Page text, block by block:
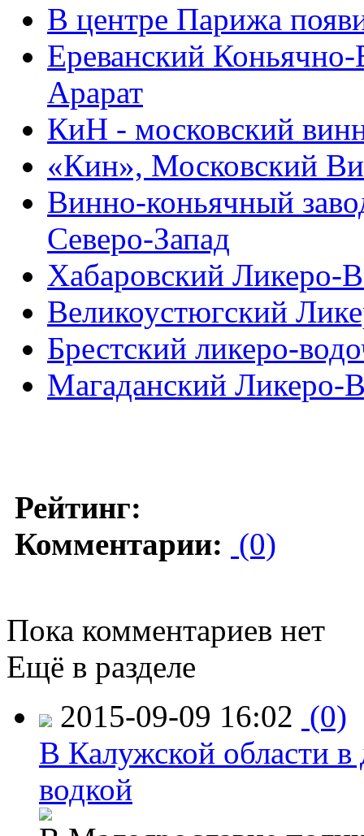
В центре Парижа
Ереванский
Арарат
КиН - московский
«Кин», Московский
Винно-коньячный
Северо-Запад
Хабаровский Ликеро-
Великоустюгский
Брестский ликеро-
Магаданский Ликеро-
Рейтинг:
Комментарии: (0)
Пока комментариев нет
Ещё в разделе
2015-09-09 16:02 (0)
В Калужской области в
водкой